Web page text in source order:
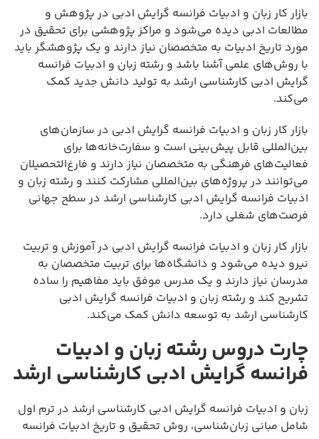
بازار کار زبان و ادبیات فرانسه گرایش ادبی در پژوهش و
مطالعات ادبی دیده می‌شود و مراکز پژوهشی برای تحقیق در
مورد تاریخ ادبیات به متخصصان نیاز دارند و یک پژوهشگر باید
با روش‌های علمی آشنا باشد و رشته زبان و ادبیات فرانسه
گرایش ادبی کارشناسی ارشد به تولید دانش جدید کمک
می‌کند.
بازار کار زبان و ادبیات فرانسه گرایش ادبی در سازمان‌های
بین‌المللی قابل پیش‌بینی است و سفارت‌خانه‌ها برای
فعالیت‌های فرهنگی به متخصصان نیاز دارند و فارغ‌التحصیلان
می‌توانند در پروژه‌های بین‌المللی مشارکت کنند و رشته زبان و
ادبیات فرانسه گرایش ادبی کارشناسی ارشد در سطح جهانی
فرصت‌های شغلی دارد.
بازار کار زبان و ادبیات فرانسه گرایش ادبی در آموزش و تربیت
نیرو دیده می‌شود و دانشگاه‌ها برای تربیت متخصصان به
مدرسان نیاز دارند و یک مدرس موفق باید مفاهیم را ساده
تشریح کند و رشته زبان و ادبیات فرانسه گرایش ادبی
کارشناسی ارشد به توسعه دانش کمک می‌کند.
چارت دروس رشته زبان و ادبیات
فرانسه گرایش ادبی کارشناسی ارشد
زبان و ادبیات فرانسه گرایش ادبی کارشناسی ارشد در ترم اول
شامل مبانی زبان‌شناسی، روش تحقیق و تاریخ ادبیات فرانسه